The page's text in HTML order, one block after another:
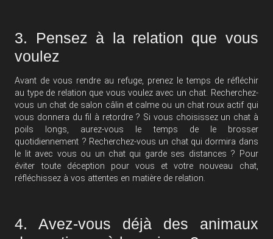
3. Pensez à la relation que vous
voulez
Avant de vous rendre au refuge, prenez le temps de réfléchir
au type de relation que vous voulez avec un chat. Recherchez-
vous un chat de salon câlin et calme ou un chat roux actif qui
vous donnera du fil à retordre ? Si vous choisissez un chat à
poils longs, aurez-vous le temps de le brosser
quotidiennement ? Recherchez-vous un chat qui dormira dans
le lit avec vous ou un chat qui garde ses distances ? Pour
éviter toute déception pour vous et votre nouveau chat,
réfléchissez à vos attentes en matière de relation.
4. Avez-vous déjà des animaux